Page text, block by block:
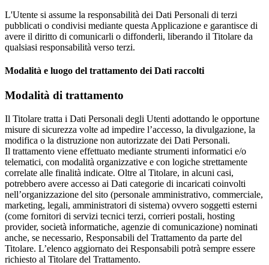
L'Utente si assume la responsabilità dei Dati Personali di terzi
pubblicati o condivisi mediante questa Applicazione e garantisce di
avere il diritto di comunicarli o diffonderli, liberando il Titolare da
qualsiasi responsabilità verso terzi.
Modalità e luogo del trattamento dei Dati raccolti
Modalità di trattamento
Il Titolare tratta i Dati Personali degli Utenti adottando le opportune
misure di sicurezza volte ad impedire l’accesso, la divulgazione, la
modifica o la distruzione non autorizzate dei Dati Personali.
Il trattamento viene effettuato mediante strumenti informatici e/o
telematici, con modalità organizzative e con logiche strettamente
correlate alle finalità indicate. Oltre al Titolare, in alcuni casi,
potrebbero avere accesso ai Dati categorie di incaricati coinvolti
nell’organizzazione del sito (personale amministrativo, commerciale,
marketing, legali, amministratori di sistema) ovvero soggetti esterni
(come fornitori di servizi tecnici terzi, corrieri postali, hosting
provider, società informatiche, agenzie di comunicazione) nominati
anche, se necessario, Responsabili del Trattamento da parte del
Titolare. L’elenco aggiornato dei Responsabili potrà sempre essere
richiesto al Titolare del Trattamento.